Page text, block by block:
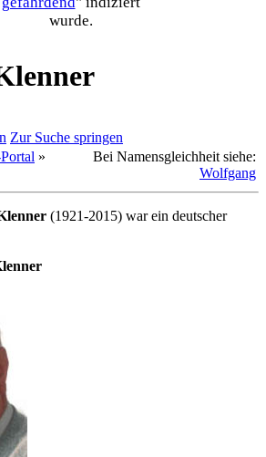
wurde.
Zur Suche springen
»
Bei Namensgleichheit siehe:
Wolfgang
(1921-2015) war ein deutscher